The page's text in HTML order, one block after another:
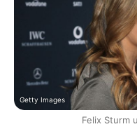
Getty Images
Felix Sturm